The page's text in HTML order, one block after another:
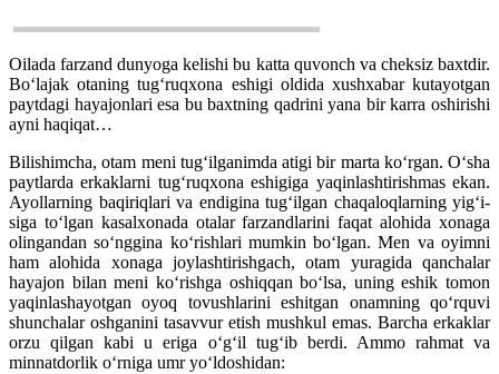
Oilada farzand dunyoga kelishi bu katta quvonch va cheksiz baxtdir.
Bo‘lajak otaning tug‘ruqxona eshigi oldida xushxabar kutayotgan
paytdagi hayajonlari esa bu baxtning qadrini yana bir karra oshirishi
ayni haqiqat…
Bilishimcha, otam meni tug‘ilganimda atigi bir marta ko‘rgan. O‘sha
paytlarda erkaklarni tug‘ruqxona eshigiga yaqinlashtirishmas ekan.
Ayollarning baqi­riqlari va endigina tug‘ilgan chaqaloqlarning yig‘i­
siga to‘lgan kasalxonada otalar farzandlarini faqat alohida xonaga
olingandan so‘nggina ko‘rishlari mumkin bo‘lgan. Men va oyimni
ham alohida xonaga joylashtirishgach, otam yuragida qanchalar
hayajon bilan meni ko‘rishga oshiqqan bo‘lsa, uning eshik tomon
yaqinlashayotgan oyoq tovushlarini eshitgan onamning qo‘rquvi
shunchalar oshganini tasavvur etish mushkul emas. Barcha erkaklar
orzu qilgan kabi u eriga o‘g‘il tug‘ib berdi. Ammo rahmat va
minnatdorlik o‘rniga umr yo‘ldoshidan: